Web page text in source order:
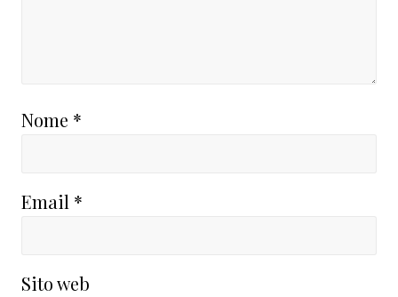
Nome *
Email *
Sito web